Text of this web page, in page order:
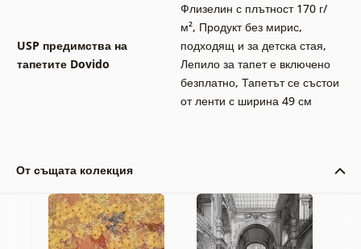
USP предимства на
тапетите Dovido
Флизелин с плътност 170 г/
м², Продукт без мирис,
подходящ и за детска стая,
Лепило за тапет е включено
безплатно, Тапетът се състои
от ленти с ширина 49 см
От същата колекция